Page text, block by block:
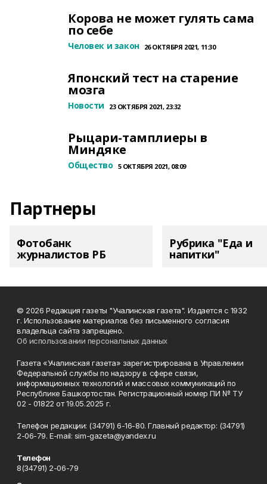
Корова не может гулять сама
по себе
Человек и закон 26 ОКТЯБРЯ 2021, 11:30
Японский тест на старение
мозга
Новости 23 ОКТЯБРЯ 2021, 23:32
Рыцари-тамплиеры в
Миндяке
Общество 5 ОКТЯБРЯ 2021, 08:09
Партнеры
Фотобанк
журналистов РБ
Рубрика "Еда и
напитки"
© 2026 Редакция газеты "Учалинская газета". Издается с 1932
г. Использование материалов без письменного согласия
владельца сайта запрещено.
Об использовании персональных данных
Газета «Учалинская газета» зарегистрирована в Управлении
Федеральной службы по надзору в сфере связи,
информационных технологий и массовых коммуникаций по
Республике Башкортостан. Регистрационный номер ПИ № ТУ
02 - 01822 от 19.05.2025 г.
Телефон редакции: (34791) 6-16-80. Главный редактор: (34791)
2-06-79. Е-mаil: sim-gazeta@yandex.ru
Телефон
8(34791) 2-06-79